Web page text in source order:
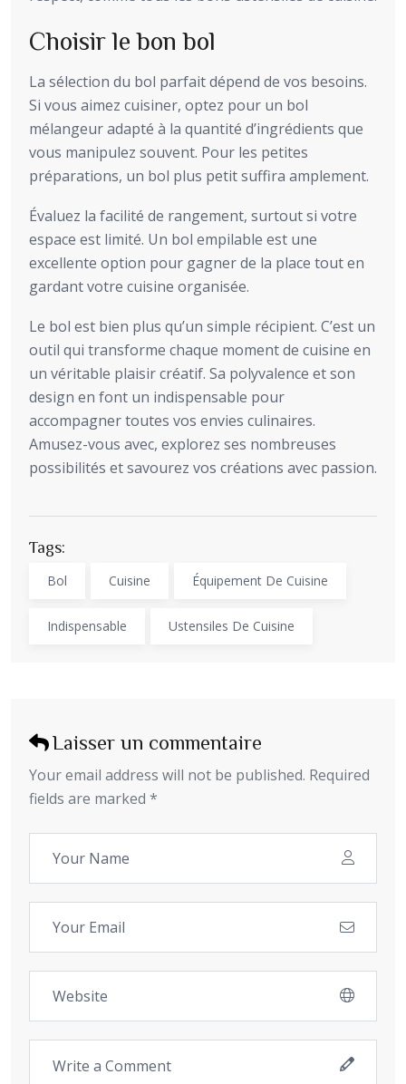
Choisir le bon bol
La sélection du bol parfait dépend de vos besoins.
Si vous aimez cuisiner, optez pour un bol
mélangeur adapté à la quantité d’ingrédients que
vous manipulez souvent. Pour les petites
préparations, un bol plus petit suffira amplement.
Évaluez la facilité de rangement, surtout si votre
espace est limité. Un bol empilable est une
excellente option pour gagner de la place tout en
gardant votre cuisine organisée.
Le bol est bien plus qu’un simple récipient. C’est un
outil qui transforme chaque moment de cuisine en
un véritable plaisir créatif. Sa polyvalence et son
design en font un indispensable pour
accompagner toutes vos envies culinaires.
Amusez-vous avec, explorez ses nombreuses
possibilités et savourez vos créations avec passion.
Tags:
Bol Cuisine Équipement De Cuisine
Indispensable Ustensiles De Cuisine
Laisser un commentaire
Your email address will not be published. Required
fields are marked *